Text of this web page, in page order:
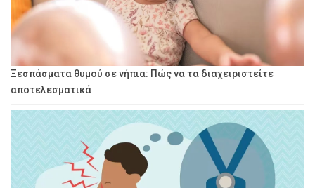
Ξεσπάσματα θυμού σε νήπια: Πώς να τα διαχειριστείτε
αποτελεσματικά